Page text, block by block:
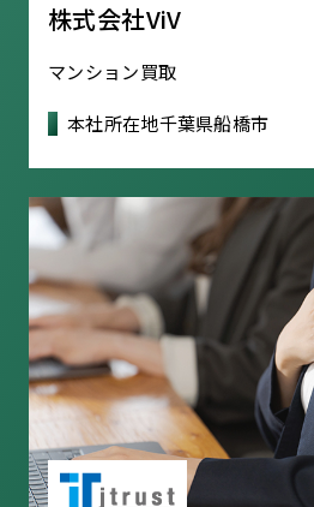
株式会社ViV
マンション買取
本社所在地千葉県船橋市